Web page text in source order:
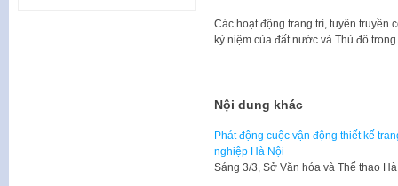
Các hoạt động trang trí, tuyên truyền
kỷ niệm của đất nước và Thủ đô
Nội dung khác
Phát động cuộc vận động thiết kế
nghiệp Hà Nội
Sáng 3/3, Sở Văn hóa và Thể thao